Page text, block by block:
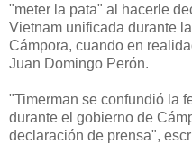
"meter la pata" al hacerle
Vietnam unificada durante
Cámpora, cuando en
Juan Domingo Perón.
"Timerman se confundió la
durante el gobierno de
declaración de prensa",